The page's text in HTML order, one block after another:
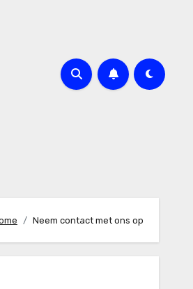
Neem contact met ons op